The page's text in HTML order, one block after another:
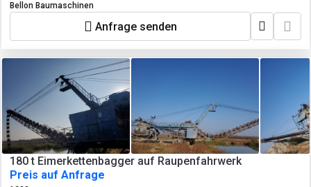
Bellon Baumaschinen
Anfrage senden
180 t Eimerkettenbagger auf Raupenfahrwerk
Preis auf Anfrage